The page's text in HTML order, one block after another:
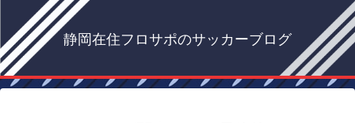
静岡在住フロサポのサッカーブログ